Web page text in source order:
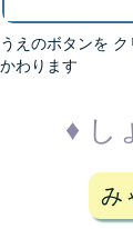
うえのボタンを
かわります
♦ し
み